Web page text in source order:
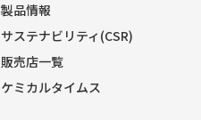
製品情報
サステナビリティ(CSR)
販売店一覧
ケミカルタイムス